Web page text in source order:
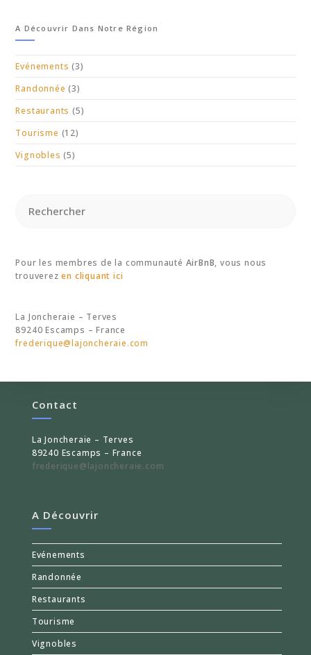
A Découvrir Dans Notre Région
Evénements (3)
Randonnée (3)
Restaurants (5)
Tourisme (12)
Vignobles (5)
Pour les membres de la communauté AirBnB, vous nous
trouverezen cliquant ici
La Joncheraie – Terves
89240 Escamps – France
frederique@lajoncheraie.com
Contact
La Joncheraie – Terves
89240 Escamps – France
frederique@lajoncheraie.com
A Découvrir
Evénements
Randonnée
Restaurants
Tourisme
Vignobles